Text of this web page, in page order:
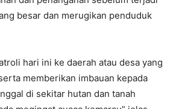
besar dan merugikan penduduk
hari ini ke daerah atau desa yang
memberikan imbauan kepada
di sekitar hutan dan tanah